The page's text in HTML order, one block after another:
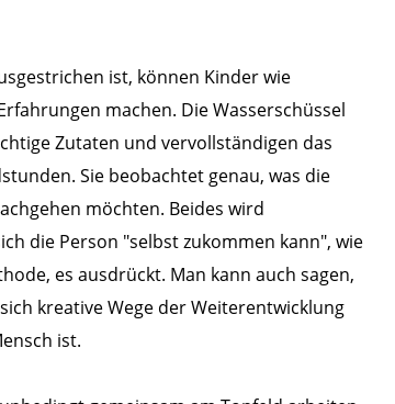
ist, können Kinder wie
machen. Die Wasserschüssel
Zutaten und vervollständigen das
Sie beobachtet genau, was die
möchten. Beides wird
die Person "selbst zukommen kann", wie
es ausdrückt. Man kann auch sagen,
kreative Wege der Weiterentwicklung
ist.